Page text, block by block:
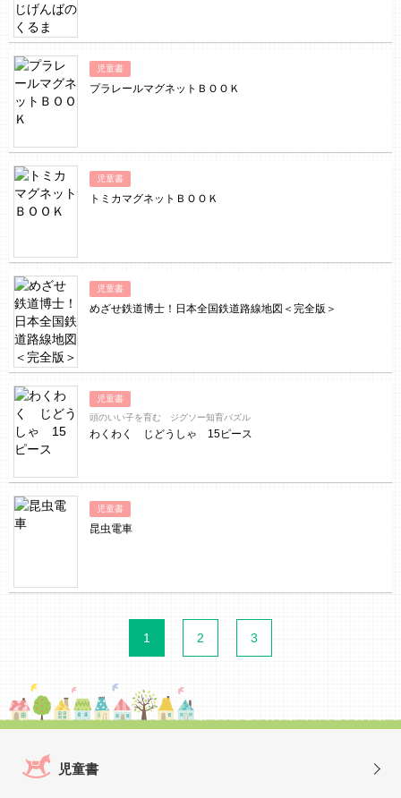
児童書
プラレールマグネットＢＯＯＫ
児童書
トミカマグネットＢＯＯＫ
児童書
めざせ鉄道博士！日本全国鉄道路線地図＜完全版＞
児童書
頭のいい子を育む ジグソー知育パズル
わくわく じどうしゃ 15ピース
児童書
昆虫電車
1 2 3
児童書